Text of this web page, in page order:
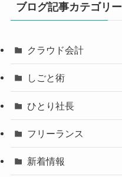
ブログ記事カテゴリー
クラウド会計
しごと術
ひとり社長
フリーランス
新着情報